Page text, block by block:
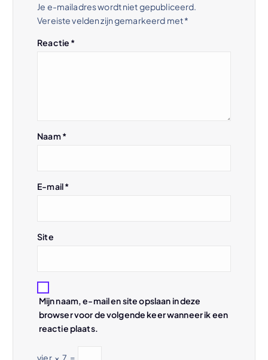
Je e-mailadres wordt niet gepubliceerd.
Vereiste velden zijn gemarkeerd met*
Reactie *
Naam*
E-mail*
Site
Mijn naam, e-mail en site opslaan in deze
browser voor de volgende keer wanneer ik een
reactie plaats.
vier × 7 =